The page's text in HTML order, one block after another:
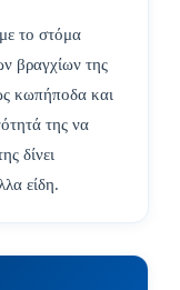
το στόμα
βραγχίων της
κωπήποδα και
της να
δίνει
είδη.